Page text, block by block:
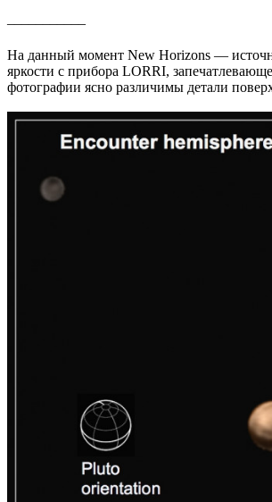
–––––––––––
На данный момент New Horizons —
яркости с прибора LORRI,
фотографии ясно различимы детали